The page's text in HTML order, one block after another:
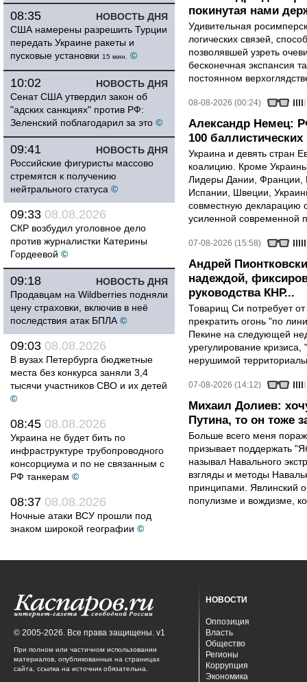
НОВОСТЬ ДНЯ
08:35
США намерены разрешить Турции
передать Украине ракеты и
пусковые установки 15 мин. ©
НОВОСТЬ ДНЯ
10:02
Сенат США утвердил закон об
"адских санкциях" против РФ:
Зеленский поблагодарил за это ©
НОВОСТЬ ДНЯ
09:41
Российские фигуристы массово
стремятся к получению
нейтрального статуса ©
09:33 08.08.2026
СКР возбудил уголовное дело
против журналистки Катерины
Гордеевой ©
НОВОСТЬ ДНЯ
09:18
Продавцам на Wildberries подняли
цену страховки, включив в неё
последствия атак БПЛА ©
09:03 08.08.2026
В вузах Петербурга бюджетные
места без конкурса заняли 3,4
тысячи участников СВО и их детей
©
08:45 08.08.2026
Украина не будет бить по
инфраструктуре трубопроводного
консорциума и по не связанным с
РФ танкерам ©
08:37 08.08.2026
Ночные атаки ВСУ прошли под
знаком широкой географии ©
покинутая нами
Удивительная
логических связей,
позволявшей узреть
бесконечная экспансия
постоянном
08-08-2026 (00:24)
Александр Немец:
100 баллистических
Украина и девять стран
коалицию. Кроме
Лидеры Дании, Франции,
Испании, Швеции,
совместную декларацию
усиленной современной
07-08-2026 (15:58)
Андрей
надеждой,
руководства КНР...
Товарищ Си потребует
прекратить огонь "по
Пекине на следующей
урегулирование
нерушимой
07-08-2026 (14:12)
Михаил Долиев:
Путина, то он тоже
Больше всего меня
призывает поддержать
называл Навального
взгляды и методы
принципами. Явлинский
популизме и вождизме,
© 2005-2026. Все права защищены. v1
При полном или частичном использовании
материалов, опубликованных на страницах
сайта, ссылка на источник обязательна.
НОВОСТИ
Оппозиция
Власть
Общество
Регионы
Коррупция
Экономика